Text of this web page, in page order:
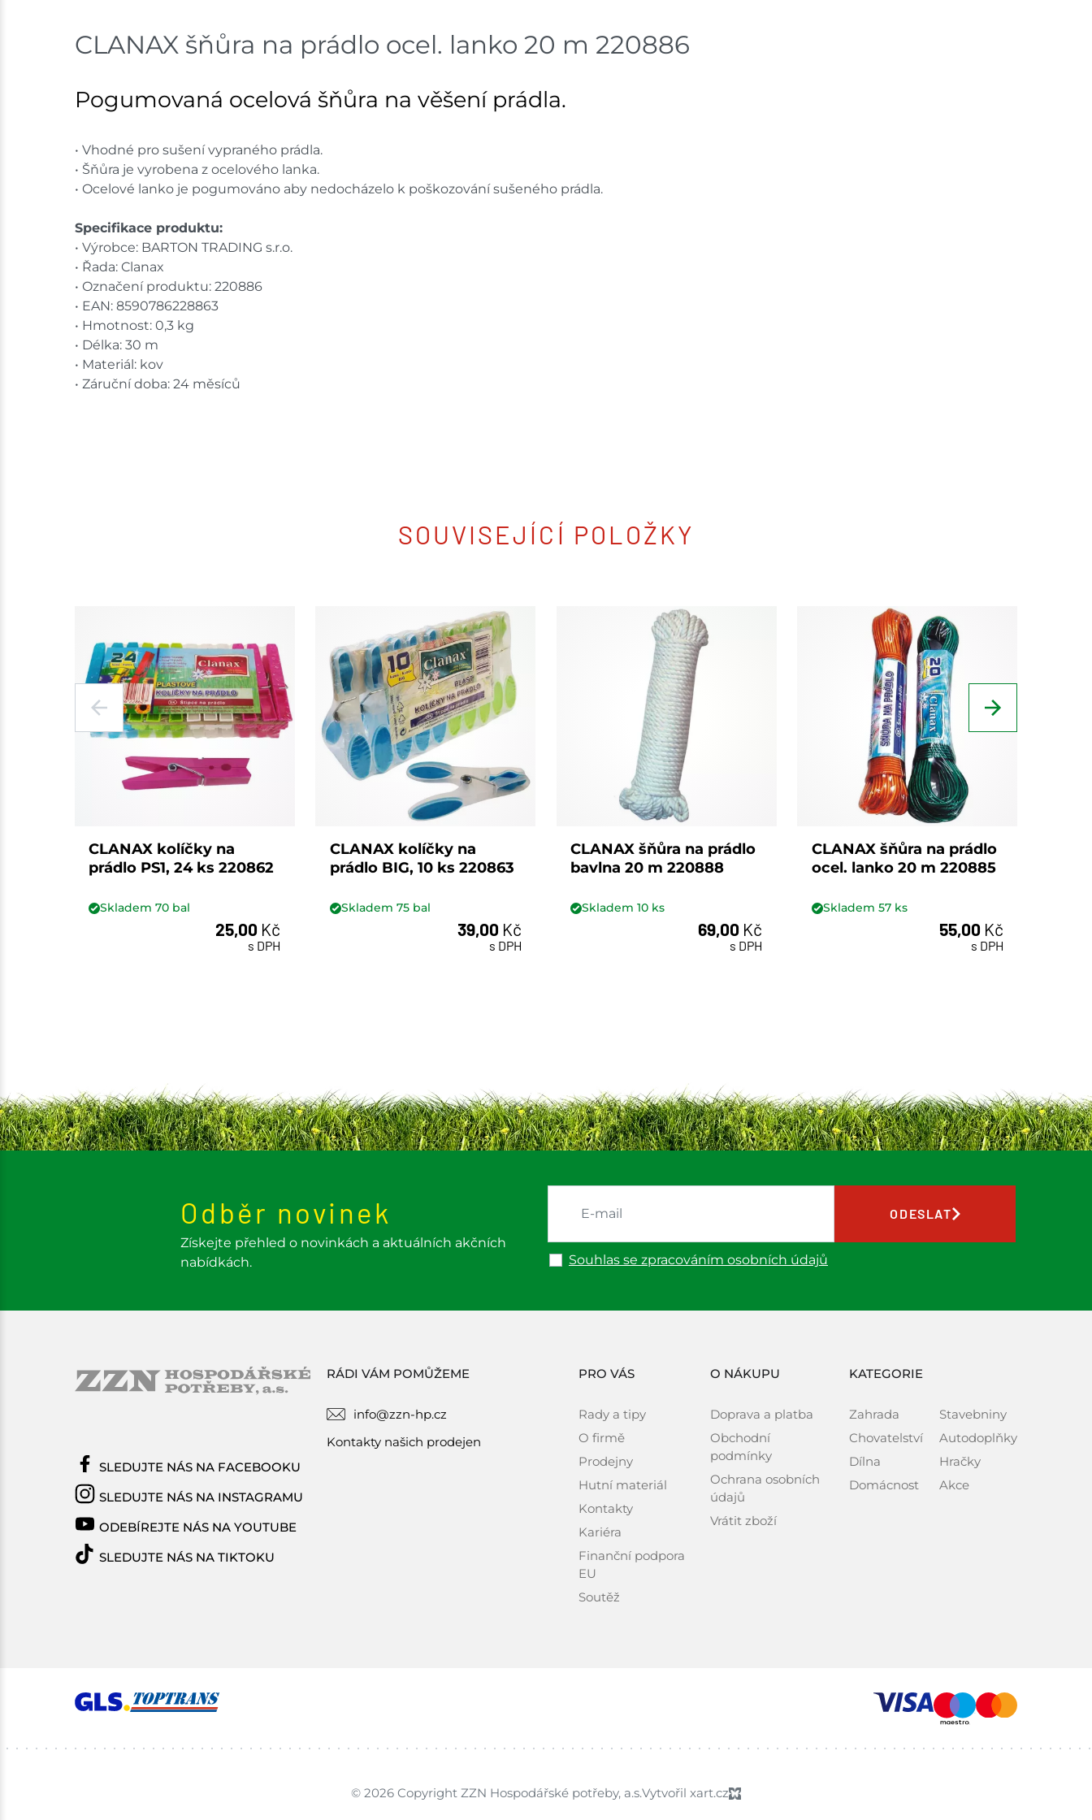
Mohelnice
Nové Město
CLANAX šňůra na prádlo ocel. lanko 20 m 220886
Pogumovaná ocelová šňůra na věšení prádla.
• Vhodné pro sušení vypraného prádla.
• Šňůra je vyrobena z ocelového lanka.
• Ocelové lanko je pogumováno aby nedocházelo k poškozování sušeného prádla.
Specifikace produktu:
• Výrobce: BARTON TRADING s.r.o.
• Řada: Clanax
• Označení produktu: 220886
• EAN: 8590786228863
• Hmotnost: 0,3 kg
• Délka: 30 m
• Materiál: kov
• Záruční doba: 24 měsíců
SOUVISEJÍCÍ POLOŽKY
CLANAX kolíčky na
prádlo PS1, 24 ks 220862
Skladem70 bal
25,00 Kč
s DPH
CLANAX kolíčky na
prádlo BIG, 10 ks 220863
Skladem 75bal
39,00 Kč
s DPH
CLANAX šňůra na prádlo
bavlna 20 m 220888
Skladem10 ks
69,00 Kč
s DPH
CLANAX šňůra na prádlo
ocel. lanko 20 m 220885
Skladem 57ks
55,00 Kč
s DPH
Odběr novinek
Získejte přehled o novinkách a aktuálních akčních
nabídkách.
Souhlas se zpracováním osobních údajů
ODESLAT
RÁDI VÁM POMŮŽEME
info@zzn-hp.cz
Kontakty našich prodejen
PRO VÁS
Rady a tipy
O firmě
Prodejny
Hutní materiál
Kontakty
Kariéra
Finanční podpora
EU
Soutěž
O NÁKUPU
Doprava a platba
Obchodní
podmínky
Ochrana osobních
údajů
Vrátit zboží
KATEGORIE
Zahrada
Chovatelství
Dílna
Domácnost
Stavebniny
Autodoplňky
Hračky
Akce
SLEDUJTE NÁS NA FACEBOOKU
SLEDUJTE NÁS NA INSTAGRAMU
ODEBÍREJTE NÁS NA YOUTUBE
SLEDUJTE NÁS NA TIKTOKU
© 2026 Copyright ZZN Hospodářské potřeby, a.s.Vytvořil xart.cz